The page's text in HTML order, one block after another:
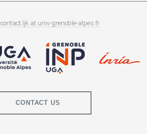
contact.ljk at univ-grenoble-alpes.fr
CONTACT US